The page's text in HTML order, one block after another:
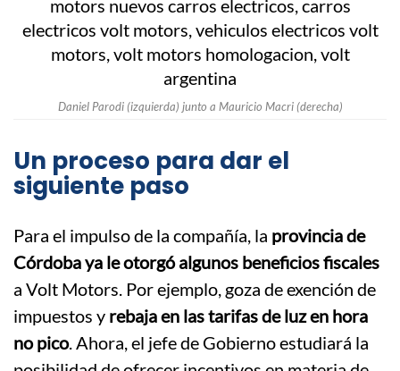
Daniel Parodi (izquierda) junto a Mauricio Macri (derecha)
Un proceso para dar el
siguiente paso
Para el impulso de la compañía, la provincia de
Córdoba ya le otorgó algunos beneficios fiscales
a Volt Motors. Por ejemplo, goza de exención de
impuestos y rebaja en las tarifas de luz en hora
no pico. Ahora, el jefe de Gobierno estudiará la